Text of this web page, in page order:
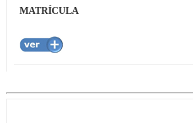
MATRÍCULA